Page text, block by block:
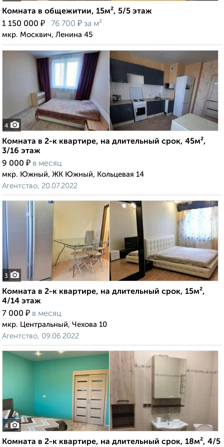
Комната в общежитии, 15м², 5/5 этаж
1 150 000 ₽ 76 700 ₽ за м²
мкр. Москвич, Ленина 45
4
Комната в 2-к квартире, на длительный срок, 45м²,
3/16 этаж
9 000 ₽ в месяц
мкр. Южный, ЖК Южный, Кольцевая 14
Агентство, 20.07.2022
3
Комната в 2-к квартире, на длительный срок, 15м²,
4/14 этаж
7 000 ₽ в месяц
мкр. Центральный, Чехова 10
Агентство, 09.06.2022
4
Комната в 2-к квартире, на длительный срок, 18м², 4/5